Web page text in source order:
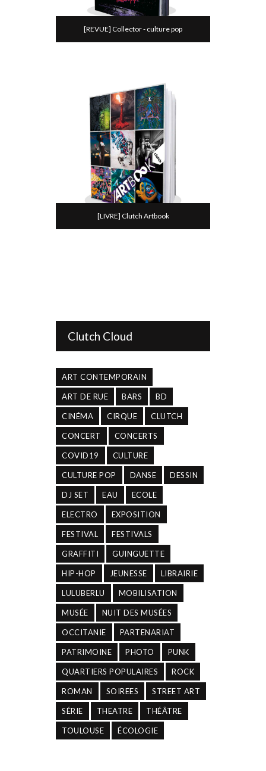
[REVUE] Collector - culture pop
[LIVRE] Clutch Artbook
Clutch Cloud
ART CONTEMPORAIN
ART DE RUE BARS BD
CINÉMA CIRQUE CLUTCH
CONCERT CONCERTS
COVID19 CULTURE
CULTURE POP DANSE DESSIN
DJ SET EAU ECOLE
ELECTRO EXPOSITION
FESTIVAL FESTIVALS
GRAFFITI GUINGUETTE
HIP-HOP JEUNESSE LIBRAIRIE
LULUBERLU MOBILISATION
MUSÉE NUIT DES MUSÉES
OCCITANIE PARTENARIAT
PATRIMOINE PHOTO PUNK
QUARTIERS POPULAIRES ROCK
ROMAN SOIREES STREET ART
SÉRIE THEATRE THÉÂTRE
TOULOUSE ÉCOLOGIE